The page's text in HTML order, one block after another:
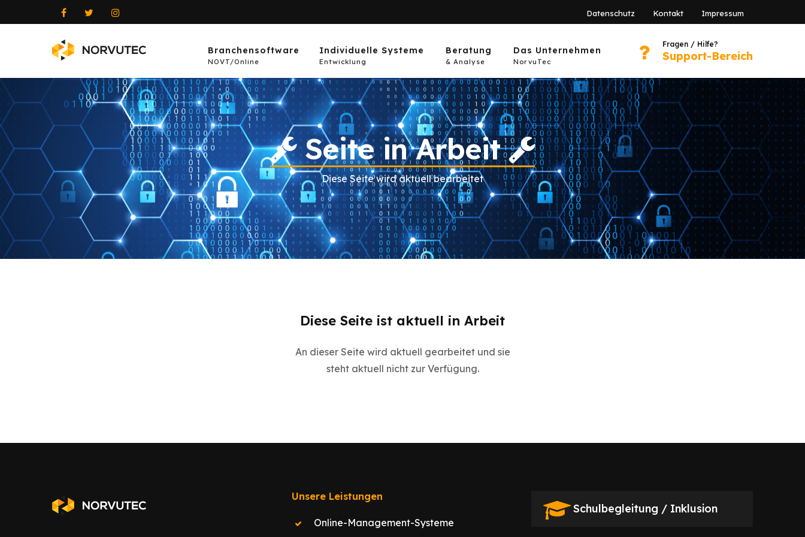
Datenschutz Kontakt Impressum
Branchensoftware
NOVT/Online
Individuelle Systeme
Entwicklung
Beratung
& Analyse
Das Unternehmen
NorvuTec
Fragen / Hilfe?
Support-Bereich
Seite in Arbeit
Diese Seite wird aktuell bearbeitet
Diese Seite ist aktuell in Arbeit
An dieser Seite wird aktuell gearbeitet und sie
steht aktuell nicht zur Verfügung.
Unsere Leistungen
Online-Management-Systeme
Schulbegleitung / Inklusion